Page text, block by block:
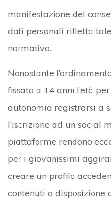
manifestazione del
dati personali rifletta
normativo.
Nonostante
fissato a 14 anni l’età
autonomia registrarsi a
l’iscrizione ad un social
piattaforme rendono
per i giovanissimi
creare un profilo
contenuti a disposizione